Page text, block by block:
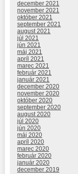
december 2021
november 2021
október 2021
september 2021
august 2021
júl 2021
jún 2021
máj 2021
apríl 2021
marec 2021
február 2021
január 2021
december 2020
november 2020
október 2020
september 2020
august 2020
júl 2020
jún 2020
máj 2020
apríl 2020
marec 2020
február 2020
január 2020
december 2019